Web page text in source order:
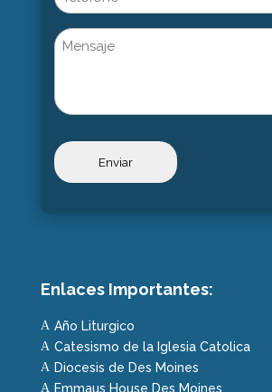
Untitled
Enlaces Importantes:
A Año Liturgico
A Catesismo de la Iglesia Catolica
A Diocesis de Des Moines
A Emmaus House Des Moines